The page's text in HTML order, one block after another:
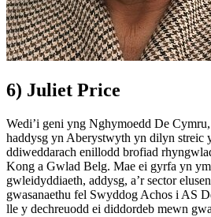
6) Juliet Price
Wedi’i geni yng Nghymoedd De
haddysg yn Aberystwyth yn dilyn streic
ddiweddarach enillodd brofiad
Kong a Gwlad Belg. Mae ei gyrfa yn
gwleidyddiaeth, addysg, a’r sector
gwasanaethu fel Swyddog Achos i AS
lle y dechreuodd ei diddordeb mewn